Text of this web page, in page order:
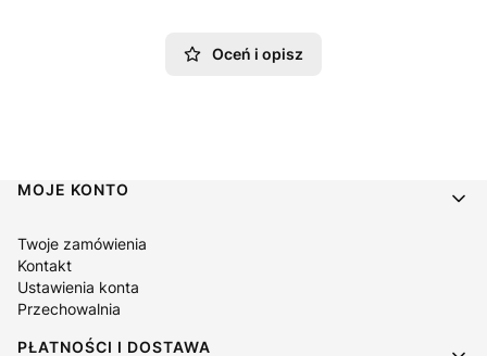
Oceń i opisz
Linki w stopce
MOJE KONTO
Twoje zamówienia
Kontakt
Ustawienia konta
Przechowalnia
PŁATNOŚCI I DOSTAWA